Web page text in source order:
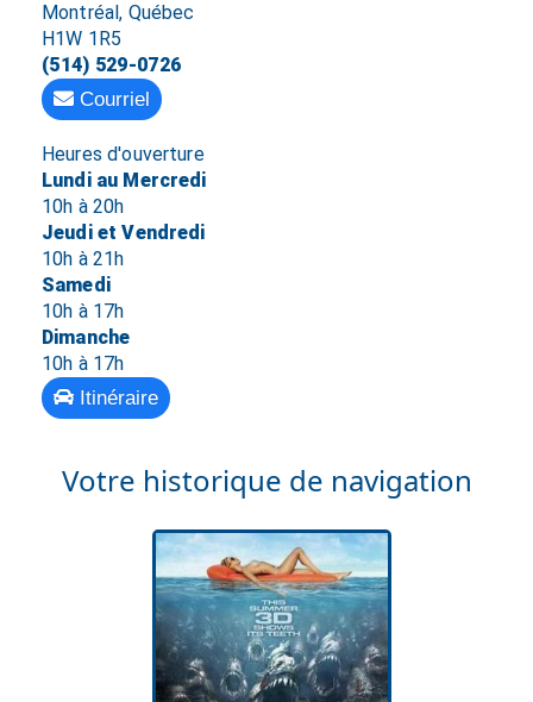
Montréal, Québec
H1W 1R5
(514) 529-0726
Courriel
Heures d'ouverture
Lundi au Mercredi
10h à 20h
Jeudi et Vendredi
10h à 21h
Samedi
10h à 17h
Dimanche
10h à 17h
Itinéraire
Votre historique de navigation